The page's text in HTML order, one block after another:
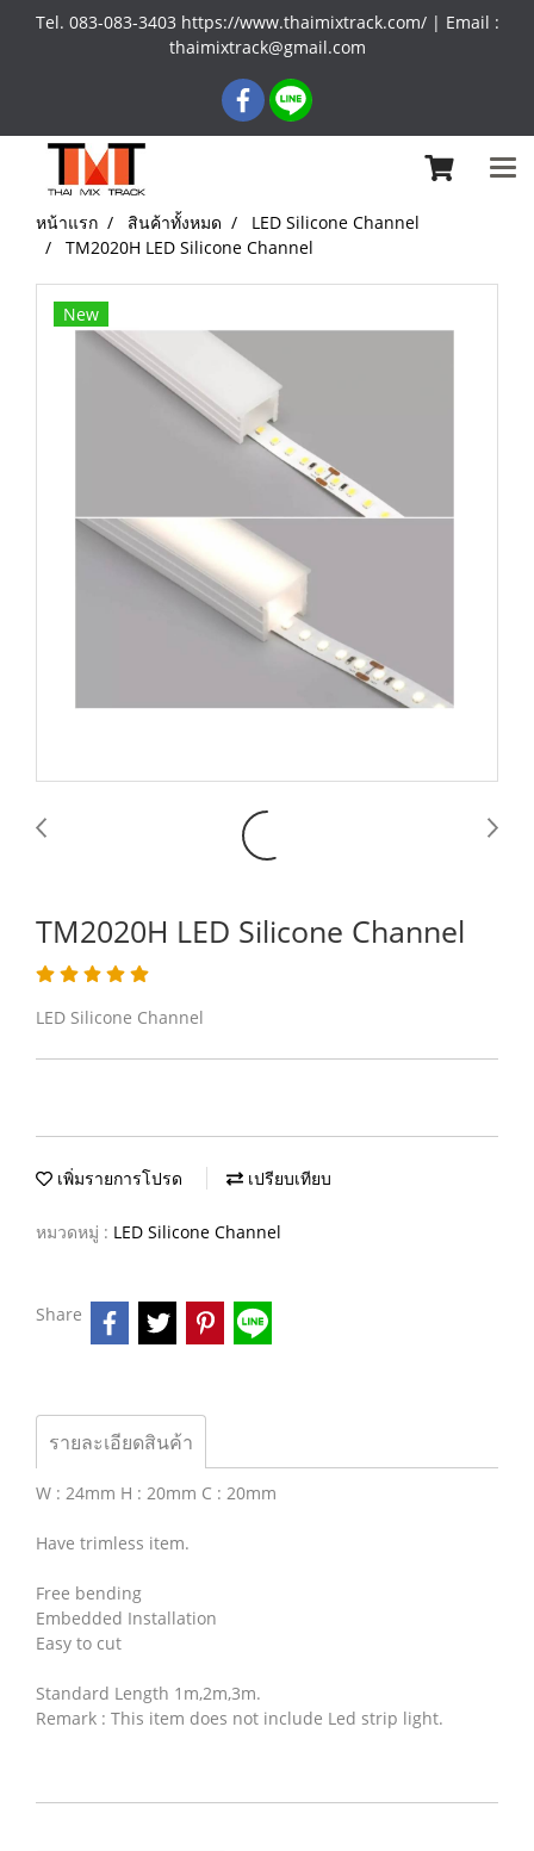
Tel. 083-083-3403 https://www.thaimixtrack.com/ | Email :
thaimixtrack@gmail.com
หน้าแรก สินค้าทั้งหมด
LED Silicone Channel
TM2020H LED Silicone Channel
New
TM2020H LED Silicone Channel
LED Silicone Channel
เพิ่มรายการโปรด เปรียบเทียบ
หมวดหมู่ : LED Silicone Channel
Share
รายละเอียดสินค้า
W : 24mm H : 20mm C : 20mm
Have trimless item.
Free bending
Embedded Installation
Easy to cut
Standard Length 1m,2m,3m.
Remark : This item does not include Led strip light.